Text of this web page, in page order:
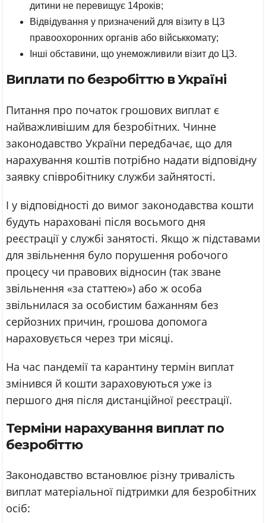
дитини не перевищує 14років;
Відвідування у призначений для візиту в ЦЗ
правоохоронних органів або військкомату;
Інші обставини, що унеможливили візит до ЦЗ.
Виплати по безробіттю в Україні
Питання про початок грошових виплат є
найважливішим для безробітних. Чинне
законодавство України передбачає, що для
нарахування коштів потрібно надати відповідну
заявку співробітнику служби зайнятості.
І у відповідності до вимог законодавства кошти
будуть нараховані після восьмого дня
реєстрації у службі занятості. Якщо ж підставами
для звільнення було порушення робочого
процесу чи правових відносин (так зване
звільнення «за статтею») або ж особа
звільнилася за особистим бажанням без
серйозних причин, грошова допомога
нараховується через три місяці.
На час пандемії та карантину термін виплат
змінився й кошти зараховуються уже із
першого дня після дистанційної реєстрації.
Терміни нарахування виплат по
безробіттю
Законодавство встановлює різну тривалість
виплат матеріальної підтримки для безробітних
осіб: